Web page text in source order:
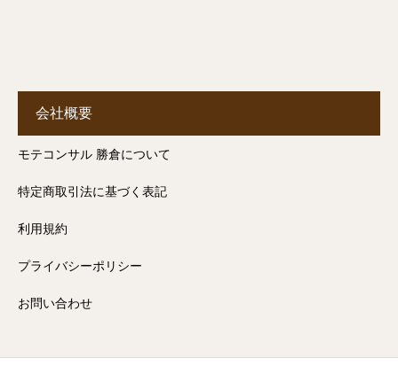
会社概要
モテコンサル 勝倉について
特定商取引法に基づく表記
利用規約
プライバシーポリシー
お問い合わせ